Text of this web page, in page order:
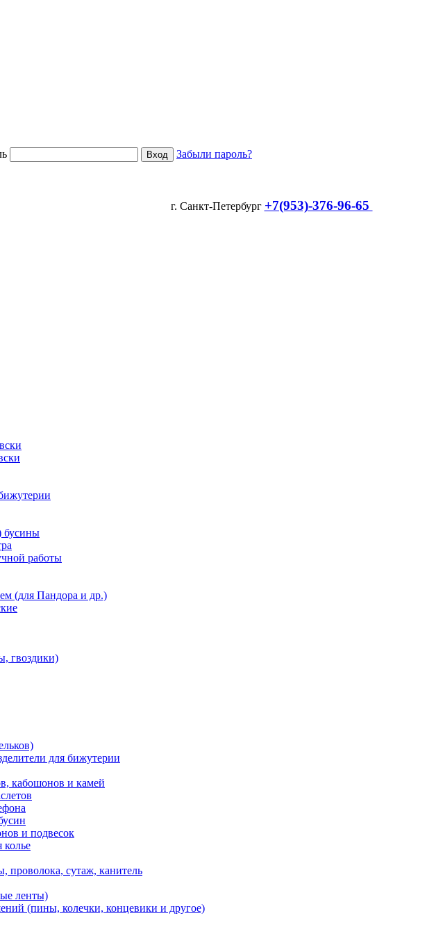
Забыли пароль?
г. Санкт-Петербург +7(953)-376-96-65
бусины
работы
(для Пандора и др.)
гвоздики)
для бижутерии
кабошонов и камей
и подвесок
колье
проволока, сутаж, канитель
ленты)
(пины, колечки, концевики и другое)